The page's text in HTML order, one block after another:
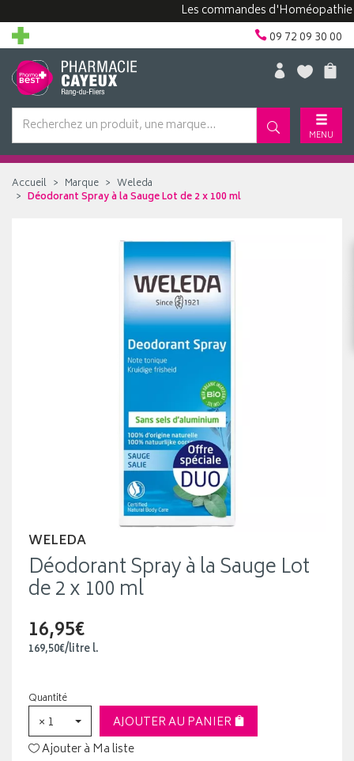
Les commandes d'Homéopathie
09 72 09 30 00
MENU
Accueil Marque
Weleda
Déodorant Spray à la Sauge Lot de 2 x 100 ml
WELEDA
Déodorant Spray à la Sauge Lot
de 2 x 100 ml
16,95€
169,50€/litrel.
Quantité
× 1
AJOUTER AU PANIER
Ajouter à Ma liste